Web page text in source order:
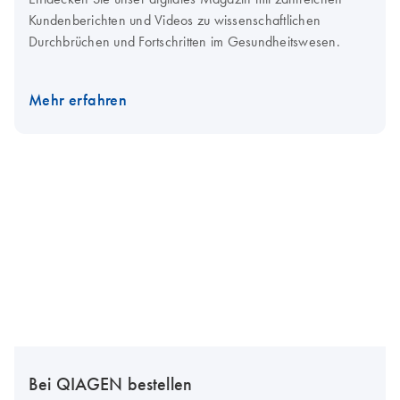
Kundenberichten und Videos zu wissenschaftlichen
Durchbrüchen und Fortschritten im Gesundheitswesen.
Mehr erfahren
Bei QIAGEN bestellen